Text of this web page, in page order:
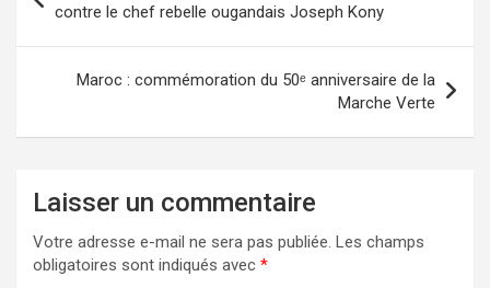
contre le chef rebelle ougandais Joseph Kony
Maroc : commémoration du 50ᵉ anniversaire de la
Marche Verte
Laisser un commentaire
Votre adresse e-mail ne sera pas publiée. Les champs
obligatoires sont indiqués avec *